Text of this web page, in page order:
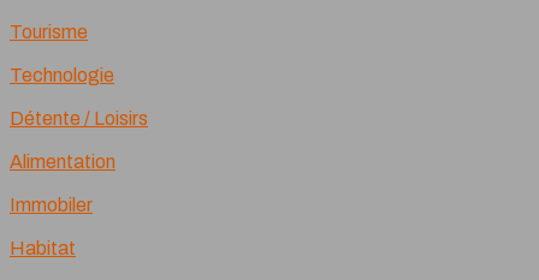
Tourisme
Technologie
Détente / Loisirs
Alimentation
Immobiler
Habitat